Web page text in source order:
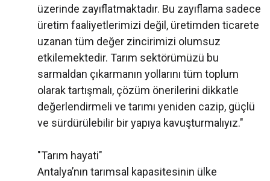
üzerinde zayıflatmaktadır. Bu zayıflama sadece
üretim faaliyetlerimizi değil, üretimden ticarete
uzanan tüm değer zincirimizi olumsuz
etkilemektedir. Tarım sektörümüzü bu
sarmaldan çıkarmanın yollarını tüm toplum
olarak tartışmalı, çözüm önerilerini dikkatle
değerlendirmeli ve tarımı yeniden cazip, güçlü
ve sürdürülebilir bir yapıya kavuşturmalıyız."
"Tarım hayati"
Antalya’nın tarımsal kapasitesinin ülke